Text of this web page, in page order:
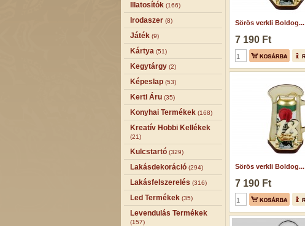
Illatosítók (166)
Irodaszer (8)
Játék (9)
Kártya (51)
Kegytárgy (2)
Képeslap (53)
Kerti Áru (35)
Konyhai Termékek (168)
Kreatív Hobbi Kellékek
(21)
Kulcstartó (329)
Lakásdekoráció (294)
Lakásfelszerelés (316)
Led Termékek (35)
Levendulás Termékek
(157)
Sörös verkli Boldog...
7 190 Ft
Sörös verkli Boldog...
7 190 Ft